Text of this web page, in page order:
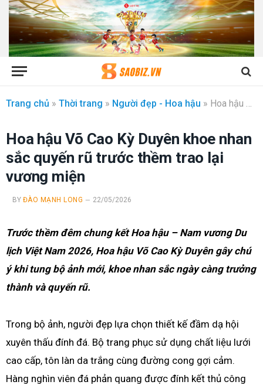
Trang chủ » Thời trang » Người đẹp - Hoa hậu » Hoa hậu Võ Cao Kỳ Duyên khoe nhan sắc quyến rũ trước thềm trao lại vương miện
Hoa hậu Võ Cao Kỳ Duyên khoe nhan
sắc quyến rũ trước thềm trao lại
vương miện
BY ĐÀO MẠNH LONG 22/05/2026
Trước thềm đêm chung kết Hoa hậu – Nam vương Du
lịch Việt Nam 2026, Hoa hậu Võ Cao Kỳ Duyên gây chú
ý khi tung bộ ảnh mới, khoe nhan sắc ngày càng trưởng
thành và quyến rũ.
Trong bộ ảnh, người đẹp lựa chọn thiết kế đầm dạ hội
xuyên thấu đính đá. Bộ trang phục sử dụng chất liệu lưới
cao cấp, tôn làn da trắng cùng đường cong gợi cảm.
Hàng nghìn viên đá phản quang được đính kết thủ công